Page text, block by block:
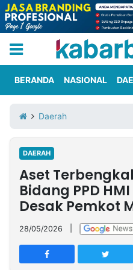
Iklan
Berita
Kami
Nasional
International
Olahraga
Entertainment
Daerah
Pariwisata
Kuliner
Kolom
Network
PT
TREETAN
BERANDA NASIONAL
Daerah
DAERAH
Aset
Bidang PPD
Desak Pemkot
28/05/2026